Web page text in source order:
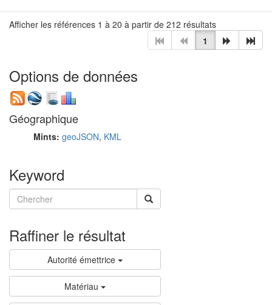
Afficher les références 1 à 20 à partir de 212 résultats
1
Options de données
Géographique
Mints: geoJSON, KML
Keyword
Raffiner le résultat
Autorité émettrice
Matériau